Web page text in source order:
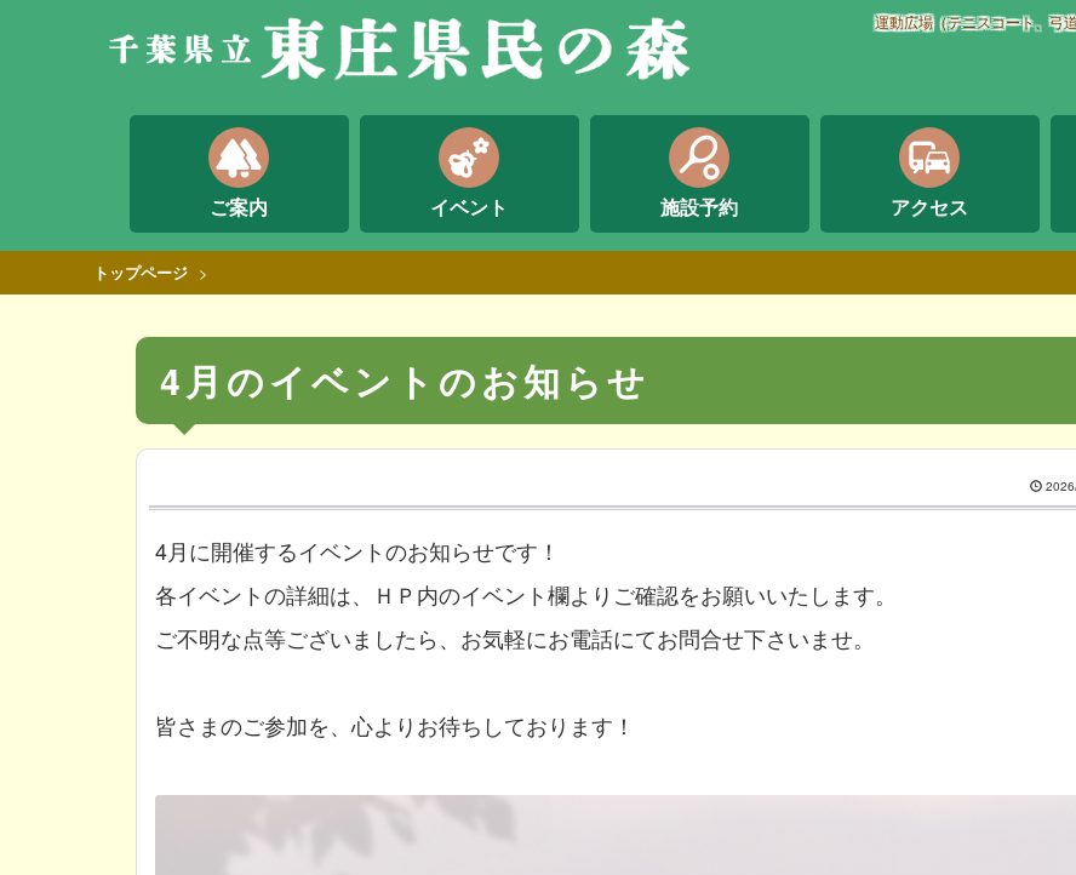
運動広場（テニスコート、弓
forest
ご案内
emoji_nature
イベント
sports_tennis
施設予約
commute
アクセス
トップページ >
4月のイベントのお知らせ
4月に開催するイベントのお知らせです！
各イベントの詳細は、ＨＰ内のイベント欄よりご確認をお願いいたします。
ご不明な点等ございましたら、お気軽にお電話にてお問合せ下さいませ。
皆さまのご参加を、心よりお待ちしております！